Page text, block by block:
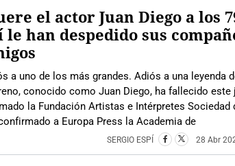
el actor Juan Diego a los
le han despedido sus
a uno de los más grandes. Adiós a una leyenda
conocido como Juan Diego, ha fallecido este
la Fundación Artistas e Intérpretes Sociedad
a Europa Press la Academia de
SERGIO ESPÍ 28 Abr